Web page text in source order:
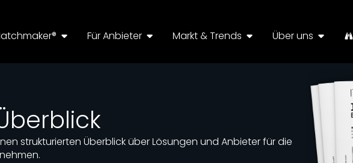
Für Anbieter Markt & Trends Über uns
strukturierten Überblick über Lösungen und Anbieter für die